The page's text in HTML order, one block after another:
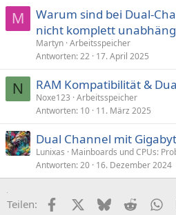
M
Warum sind bei Dual-
nicht komplett
Martyn Arbeitsspeicher
Antworten 22 17. April 2025
N RAM Kompatibilität &
Noxe123 Arbeitsspeicher
Antworten 10 11. März 2025
Dual Channel mit
Lunixas
Mainboards und CPUs:
Antworten 20 16. Dezember 2024
Teilen: FacebookX (Twitter)
BlueskyReddit